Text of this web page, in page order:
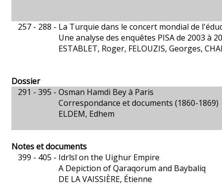
257 - 288 - La Turquie dans le concert mondial de
Une analyse des enquêtes PISA de 2003 à
ESTABLET, Roger, FELOUZIS, Georges,
Dossier
291 - 395 - Osman Hamdi Bey à Paris
Correspondance et documents (1860-1869)
ELDEM, Edhem
Notes et documents
399 - 405 - Idrīsī on the Uighur Empire
A Depiction of Qaraqorum and Baybaliq
DE LA VAISSIÈRE, Étienne